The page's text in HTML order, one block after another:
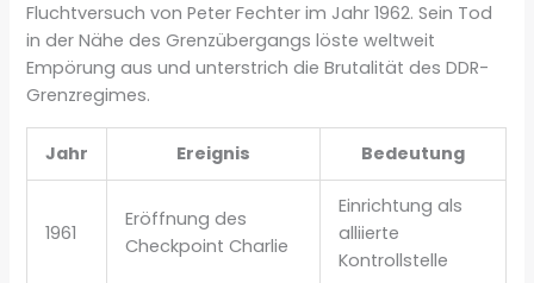
Fluchtversuch von Peter Fechter im Jahr 1962. Sein Tod
in der Nähe des Grenzübergangs löste weltweit
Empörung aus und unterstrich die Brutalität des DDR-
Grenzregimes.
Jahr Ereignis Bedeutung
1961
Eröffnung des
Checkpoint Charlie
Einrichtung als
alliierte
Kontrollstelle